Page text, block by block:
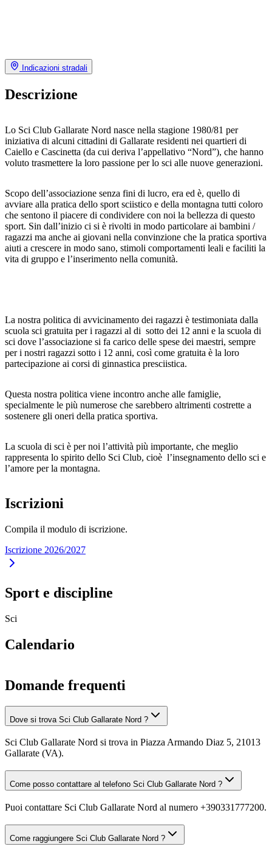
Indicazioni stradali
Descrizione
Lo Sci Club Gallarate Nord nasce nella stagione 1980/81 per
iniziativa di alcuni cittadini di Gallarate residenti nei quartieri di
Caiello e Cascinetta (da cui deriva l’appellativo “Nord”), che hanno
voluto trasmettere la loro passione per lo sci alle nuove generazioni.
Scopo dell’associazione senza fini di lucro, era ed è, quello di
avviare alla pratica dello sport sciistico e della montagna tutti coloro
che sentono il piacere di condividere con noi la bellezza di questo
sport. Sin dall’inizio ci si è rivolti in modo particolare ai bambini /
ragazzi ma anche ai giovani nella convinzione che la pratica sportiva
aiuti a crescere in modo sano, stimoli comportamenti leali e faciliti la
vita di gruppo e l’inserimento nella comunità.
La nostra politica di avvicinamento dei ragazzi è testimoniata dalla
scuola sci gratuita per i ragazzi al di sotto dei 12 anni e la scuola di
sci dove l’associazione si fa carico delle spese dei maestri, sempre
per i nostri ragazzi sotto i 12 anni, così come gratuita è la loro
partecipazione ai corsi di ginnastica presciistica.
Questa nostra politica viene incontro anche alle famiglie,
specialmente le più numerose che sarebbero altrimenti costrette a
sostenere gli oneri della pratica sportiva.
La scuola di sci è per noi l’attività più importante, che meglio
rappresenta lo spirito dello Sci Club, cioè l’insegnamento dello sci e
l’amore per la montagna.
Iscrizioni
Compila il modulo di iscrizione.
Iscrizione 2026/2027
Sport e discipline
Sci
Calendario
Domande frequenti
Dove si trova Sci Club Gallarate Nord ?
Sci Club Gallarate Nord si trova in Piazza Armando Diaz 5, 21013
Gallarate (VA).
Come posso contattare al telefono Sci Club Gallarate Nord ?
Puoi contattare Sci Club Gallarate Nord al numero +390331777200.
Come raggiungere Sci Club Gallarate Nord ?